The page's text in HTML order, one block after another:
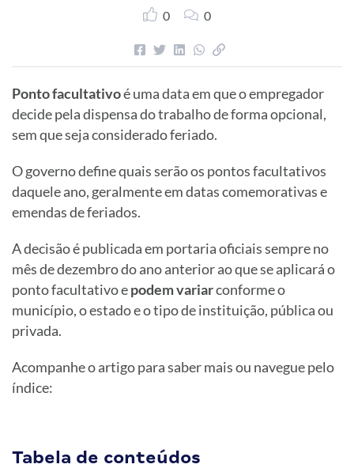
0 0
Ponto facultativoé uma data em que o empregador
decide pela dispensa do trabalho de forma opcional,
sem que seja considerado feriado.
O governo define quais serão os pontos facultativos
daquele ano, geralmente em datas comemorativas e
emendas de feriados.
A decisão é publicada em portaria oficiais sempre no
mês de dezembro do ano anterior ao que se aplicará o
ponto facultativo epodem variarconforme o
município, o estado e o tipo de instituição, pública ou
privada.
Acompanhe o artigo para saber mais ou navegue pelo
índice:
Tabela de conteúdos